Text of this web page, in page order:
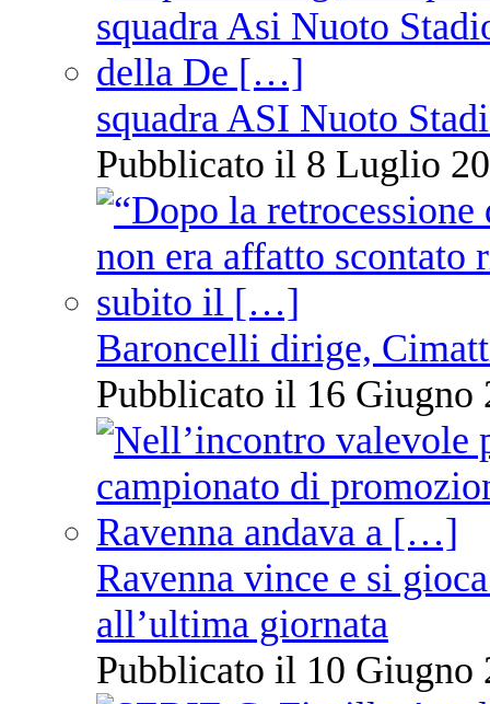
squadra ASI Nuoto
Pubblicato il 8 Luglio
Baroncelli dirige,
Pubblicato il 16 Giugno
Ravenna vince e si
all’ultima giornata
Pubblicato il 10 Giugno